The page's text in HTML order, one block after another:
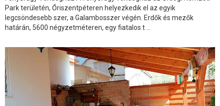
Park területén, Őriszentpéteren helyezkedik el az egyik
legcsöndesebb szer, a Galambosszer végén. Erdők és mezők
határán, 5600 négyzetméteren, egy fiatalos t ...